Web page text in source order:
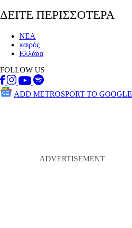
ΔΕΙΤΕ ΠΕΡΙΣΣΟΤΕΡΑ
ΝΕΑ
καιρός
Ελλάδα
FOLLOW US
ADD METROSPORT TO GOOGLE